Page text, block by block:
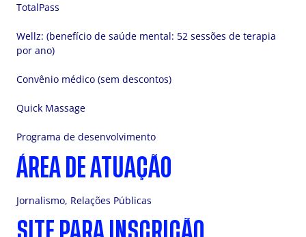
TotalPass
Wellz: (benefício de saúde mental: 52 sessões de terapia
por ano)
Convênio médico (sem descontos)
Quick Massage
Programa de desenvolvimento
ÁREA DE ATUAÇÃO
Jornalismo, Relações Públicas
SITE PARA INSCRIÇÃO